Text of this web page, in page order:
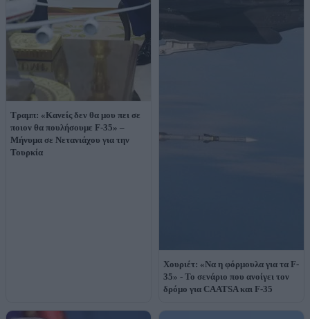
Τραμπ: «Κανείς δεν θα μου πει σε
ποιον θα πουλήσουμε F-35» –
Μήνυμα σε Νετανιάχου για την
Τουρκία
Χουριέτ: «Να η φόρμουλα για τα F-
35» - Το σενάριο που ανοίγει τον
δρόμο για CAATSA και F-35